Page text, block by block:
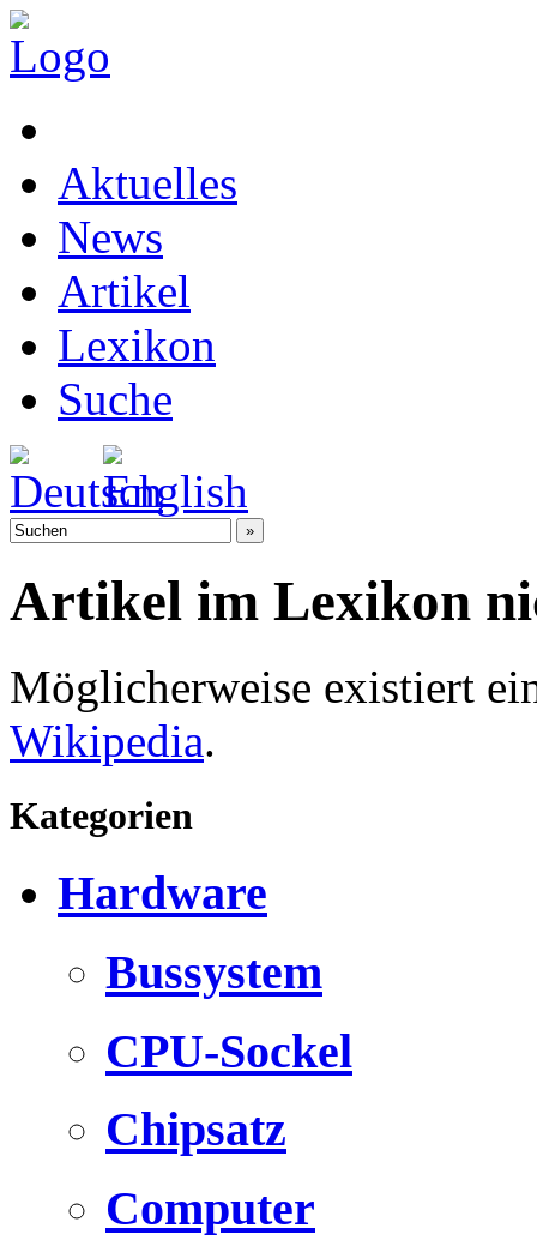
Aktuelles
News
Artikel
Lexikon
Suche
Artikel im Lexikon
Möglicherweise existiert
Wikipedia.
Kategorien
Hardware
Bussystem
CPU-Sockel
Chipsatz
Computer